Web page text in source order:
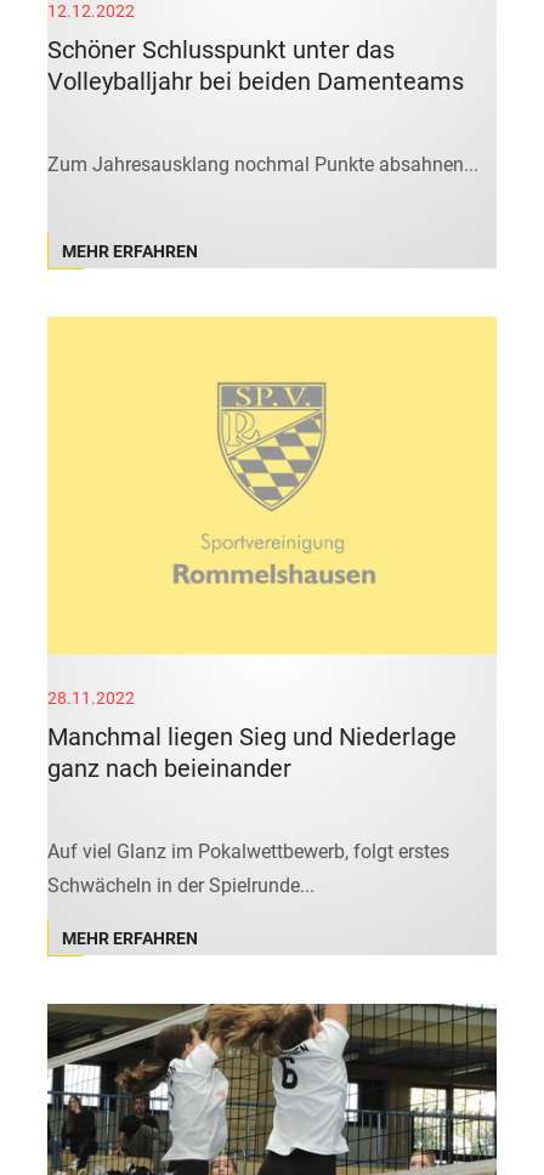
12.12.2022
Schöner Schlusspunkt unter das
Volleyballjahr bei beiden Damenteams
Zum Jahresausklang nochmal Punkte absahnen...
MEHR ERFAHREN
28.11.2022
Manchmal liegen Sieg und Niederlage
ganz nach beieinander
Auf viel Glanz im Pokalwettbewerb, folgt erstes
Schwächeln in der Spielrunde...
MEHR ERFAHREN